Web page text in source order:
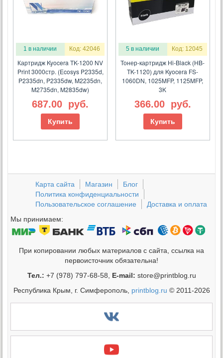
1 в наличии Код: 42046
Картридж Kyocera TK-1200 NV
Print 3000стр. (Ecosys P2335d,
P2335dn, P2335dw, M2235dn,
M2735dn, M2835dw)
687.00 руб.
Купить
5 в наличии Код: 12045
Тонер-картридж Hi-Black (HB-
TK-1120) для Kyocera FS-
1060DN, 1025MFP, 1125MFP,
3K
366.00 руб.
Купить
Карта сайта Магазин
Блог
Политика конфиденциальности
Пользовательское соглашение
Доставка и оплата
Мы принимаем:
При копировании любых материалов с сайта, ссылка на
первоисточник обязательна!
Тел.: +7 (978) 797-68-58, E-mail: store@printblog.ru
Республика Крым, г. Симферополь, printblog.ru © 2011-2026